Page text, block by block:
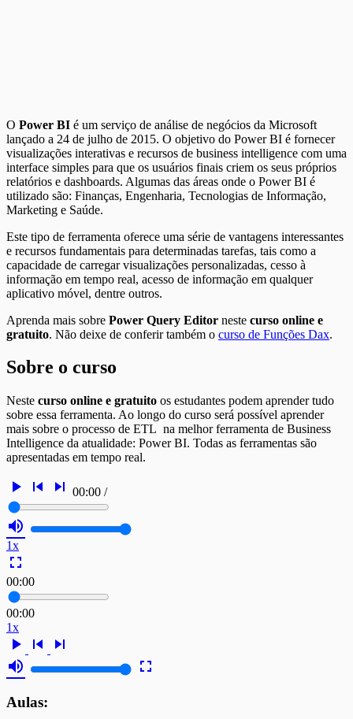
O Power BI é um serviço de análise de negócios da Microsoft
lançado a 24 de julho de 2015. O objetivo do Power BI é fornecer
visualizações interativas e recursos de business intelligence com uma
interface simples para que os usuários finais criem os seus próprios
relatórios e dashboards. Algumas das áreas onde o Power BI é
utilizado são: Finanças, Engenharia, Tecnologias de Informação,
Marketing e Saúde.
Este tipo de ferramenta oferece uma série de vantagens interessantes
e recursos fundamentais para determinadas tarefas, tais como a
capacidade de carregar visualizações personalizadas, cesso à
informação em tempo real, acesso de informação em qualquer
aplicativo móvel, dentre outros.
Aprenda mais sobre Power Query Editor neste curso online e
gratuito. Não deixe de conferir também o curso de Funções Dax.
Sobre o curso
Neste curso online e gratuito os estudantes podem aprender tudo
sobre essa ferramenta. Ao longo do curso será possível aprender
mais sobre o processo de ETL na melhor ferramenta de Business
Intelligence da atualidade: Power BI. Todas as ferramentas são
apresentadas em tempo real.
play_arrow skip_previous skip_next 00:00 /
volume_up
1x
fullscreen
00:00
00:00
1x
play_arrow skip_previous
skip_next
volume_up
fullscreen
Aulas: